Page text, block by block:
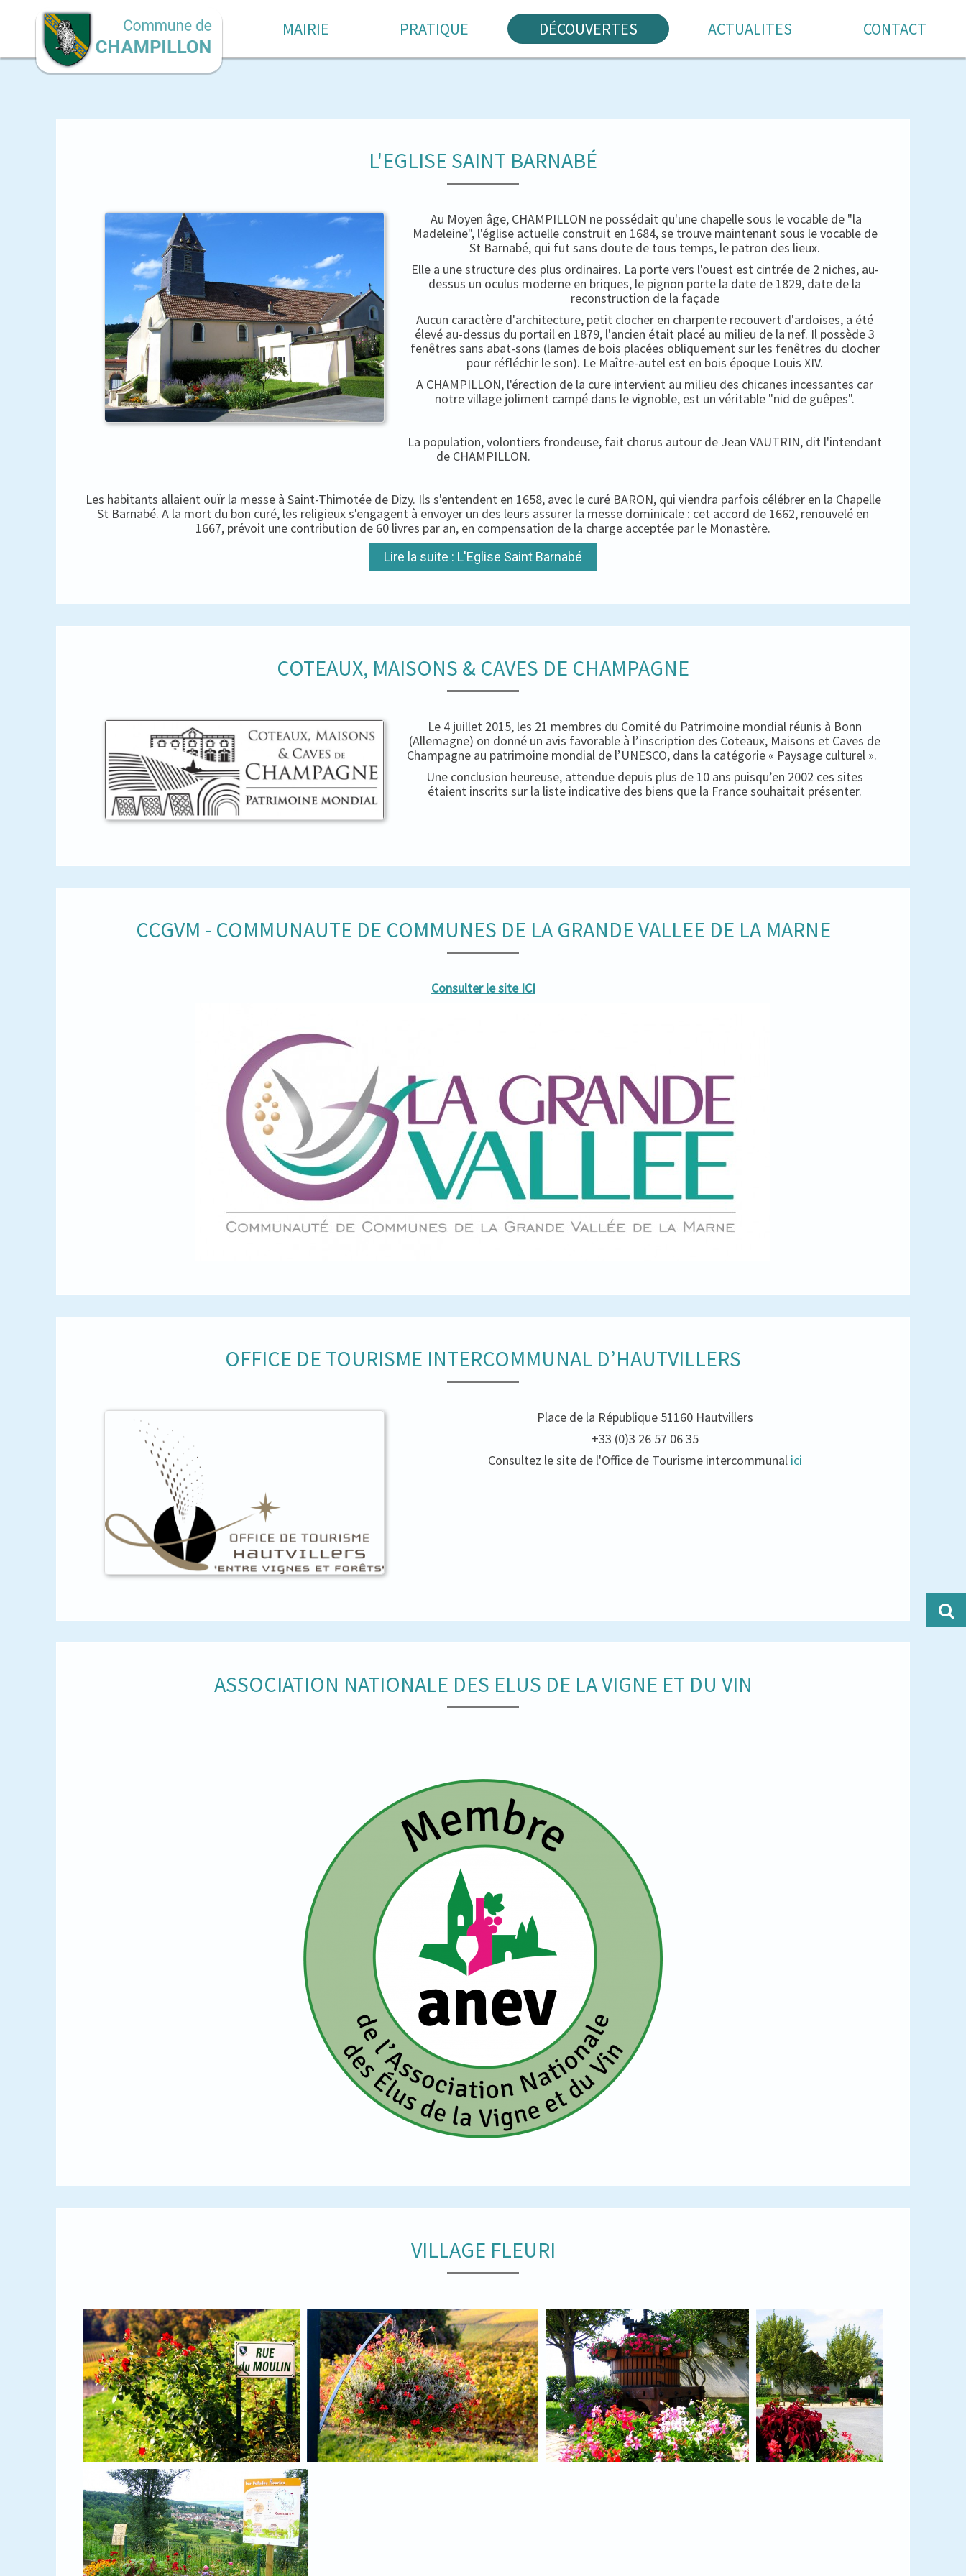
MAIRIE PRATIQUE DÉCOUVERTES ACTUALITES CONTACT
L'EGLISE SAINT BARNABÉ
Au Moyen âge, CHAMPILLON ne possédait qu'une chapelle sous le vocable de "la
Madeleine", l'église actuelle construit en 1684, se trouve maintenant sous le vocable de
St Barnabé, qui fut sans doute de tous temps, le patron des lieux.
Elle a une structure des plus ordinaires. La porte vers l'ouest est cintrée de 2 niches, au-
dessus un oculus moderne en briques, le pignon porte la date de 1829, date de la
reconstruction de la façade
Aucun caractère d'architecture, petit clocher en charpente recouvert d'ardoises, a été
élevé au-dessus du portail en 1879, l'ancien était placé au milieu de la nef. Il possède 3
fenêtres sans abat-sons (lames de bois placées obliquement sur les fenêtres du clocher
pour réfléchir le son). Le Maître-autel est en bois époque Louis XIV.
A CHAMPILLON, l'érection de la cure intervient au milieu des chicanes incessantes car
notre village joliment campé dans le vignoble, est un véritable "nid de guêpes".
La population, volontiers frondeuse, fait chorus autour de Jean VAUTRIN, dit l'intendant
de CHAMPILLON.
Les habitants allaient ouïr la messe à Saint-Thimotée de Dizy. Ils s'entendent en 1658, avec le curé BARON, qui viendra parfois célébrer en la Chapelle
St Barnabé. A la mort du bon curé, les religieux s'engagent à envoyer un des leurs assurer la messe dominicale : cet accord de 1662, renouvelé en
1667, prévoit une contribution de 60 livres par an, en compensation de la charge acceptée par le Monastère.
Lire la suite : L'Eglise Saint Barnabé
COTEAUX, MAISONS & CAVES DE CHAMPAGNE
Le 4 juillet 2015, les 21 membres du Comité du Patrimoine mondial réunis à Bonn
(Allemagne) on donné un avis favorable à l’inscription des Coteaux, Maisons et Caves de
Champagne au patrimoine mondial de l’UNESCO, dans la catégorie « Paysage culturel ».
Une conclusion heureuse, attendue depuis plus de 10 ans puisqu’en 2002 ces sites
étaient inscrits sur la liste indicative des biens que la France souhaitait présenter.
CCGVM - COMMUNAUTE DE COMMUNES DE LA GRANDE VALLEE DE LA MARNE
Consulter le site ICI
OFFICE DE TOURISME INTERCOMMUNAL D’HAUTVILLERS
Place de la République 51160 Hautvillers
+33 (0)3 26 57 06 35
Consultez le site de l'Office de Tourisme intercommunal ici
ASSOCIATION NATIONALE DES ELUS DE LA VIGNE ET DU VIN
VILLAGE FLEURI